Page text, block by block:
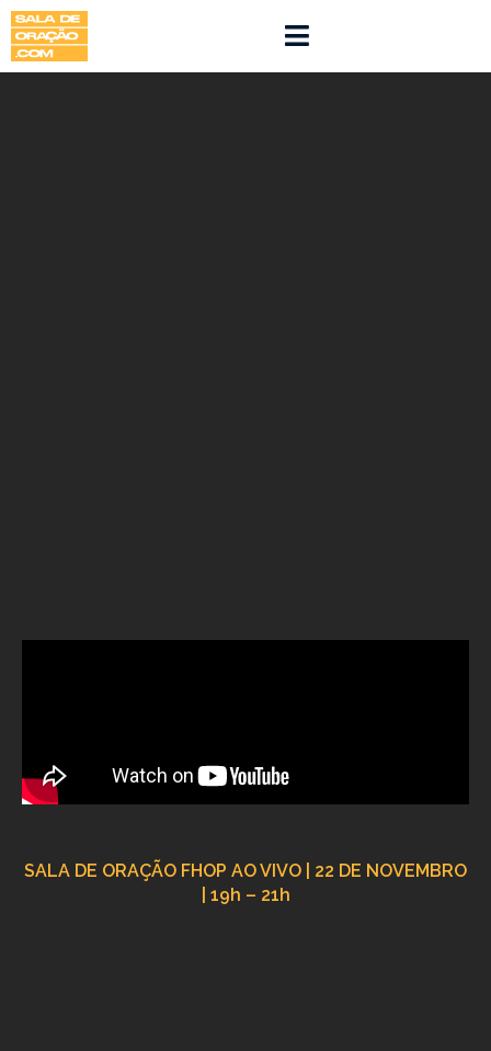
SALA DE ORAÇÃO FHOP AO VIVO | 22 DE NOVEMBRO
| 19h – 21h